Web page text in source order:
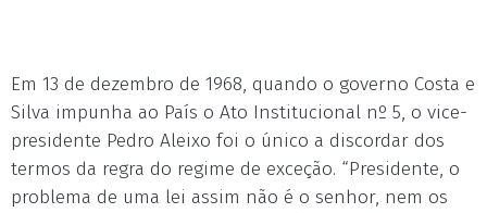
Em 13 de dezembro de 1968, quando o governo Costa e
Silva impunha ao País o Ato Institucional nº 5, o vice-
presidente Pedro Aleixo foi o único a discordar dos
termos da regra do regime de exceção. “Presidente, o
problema de uma lei assim não é o senhor, nem os